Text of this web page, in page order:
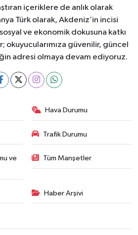
içeriklere de anlık olarak
Türk olarak, Akdeniz’in incisi
ve ekonomik dokusuna katkı
okuyucularımıza güvenilir, güncel
adresi olmaya devam ediyoruz.
Hava Durumu
Trafik Durumu
ve
Tüm Manşetler
Haber Arşivi